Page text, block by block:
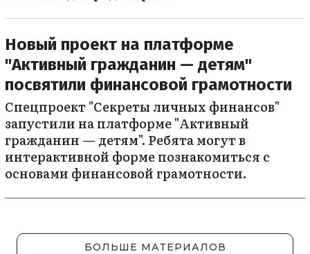
Новый проект на платформе
"Активный гражданин — детям"
посвятили финансовой грамотности
Спецпроект "Секреты личных финансов"
запустили на платформе "Активный
гражданин — детям". Ребята могут в
интерактивной форме познакомиться с
основами финансовой грамотности.
БОЛЬШЕ МАТЕРИАЛОВ